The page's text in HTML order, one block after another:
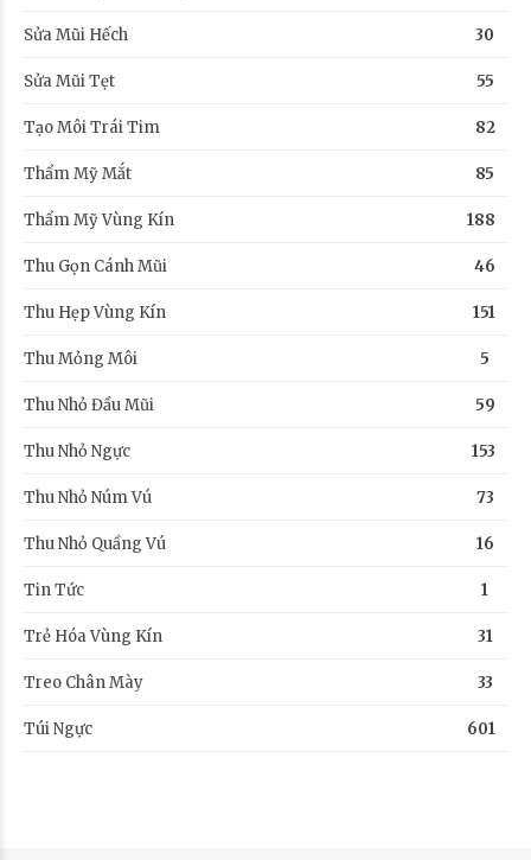
Sửa Mũi Hếch 30
Sửa Mũi Tẹt 55
Tạo Môi Trái Tim 82
Thẩm Mỹ Mắt 85
Thẩm Mỹ Vùng Kín 188
Thu Gọn Cánh Mũi 46
Thu Hẹp Vùng Kín 151
Thu Mỏng Môi 5
Thu Nhỏ Đầu Mũi 59
Thu Nhỏ Ngực 153
Thu Nhỏ Núm Vú 73
Thu Nhỏ Quầng Vú 16
Tin Tức 1
Trẻ Hóa Vùng Kín 31
Treo Chân Mày 33
Túi Ngực 601